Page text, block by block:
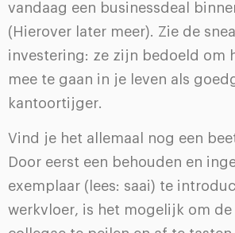
vandaag een businessdeal
(Hierover later meer). Zie de
investering: ze zijn bedoeld om
mee te gaan in je leven als
kantoortijger.
Vind je het allemaal nog een
Door eerst een behouden en
exemplaar (lees: saai) te
werkvloer, is het mogelijk om de